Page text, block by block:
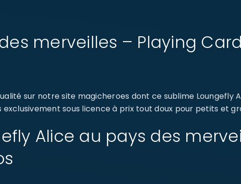
merveilles – Playing
sur notre site magicheroes dont ce sublime Loungefly
exclusivement sous licence à prix tout doux pour petits et
Alice au pays des